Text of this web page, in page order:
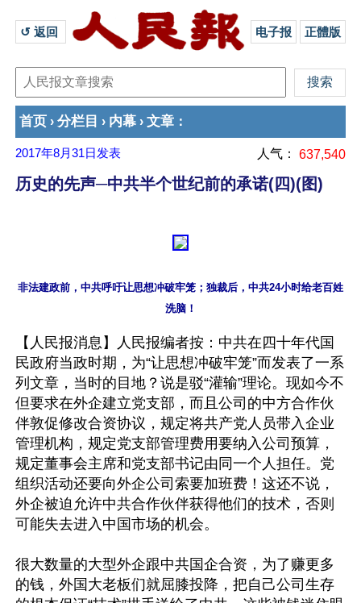
↺ 返回 电子报 正體版
首页 › 分栏目 › 内幕 › 文章 ：
2017年8月31日 发表 人气： 637,540
历史的先声─中共半个世纪前的承诺(四)(图)
非法建政前，中共呼吁让思想冲破牢笼；独裁后，中共24小时给老百姓
洗脑！
【人民报消息】人民报编者按：中共在四十年代国
民政府当政时期，为“让思想冲破牢笼”而发表了一系
列文章，当时的目地？说是驳“灌输”理论。现如今不
但要求在外企建立党支部，而且公司的中方合作伙
伴敦促修改合资协议，规定将共产党人员带入企业
管理机构，规定党支部管理费用要纳入公司预算，
规定董事会主席和党支部书记由同一个人担任。党
组织活动还要向外企公司索要加班费！这还不说，
外企被迫允许中共合作伙伴获得他们的技术，否则
可能失去进入中国市场的机会。
很大数量的大型外企跟中共国企合资，为了赚更多
的钱，外国大老板们就屈膝投降，把自己公司生存